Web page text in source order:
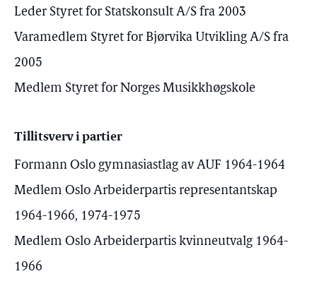
Leder Styret for Statskonsult A/S fra 2003
Varamedlem Styret for Bjørvika Utvikling A/S fra
2005
Medlem Styret for Norges Musikkhøgskole
Tillitsverv i partier
Formann Oslo gymnasiastlag av AUF 1964-1964
Medlem Oslo Arbeiderpartis representantskap
1964-1966, 1974-1975
Medlem Oslo Arbeiderpartis kvinneutvalg 1964-
1966